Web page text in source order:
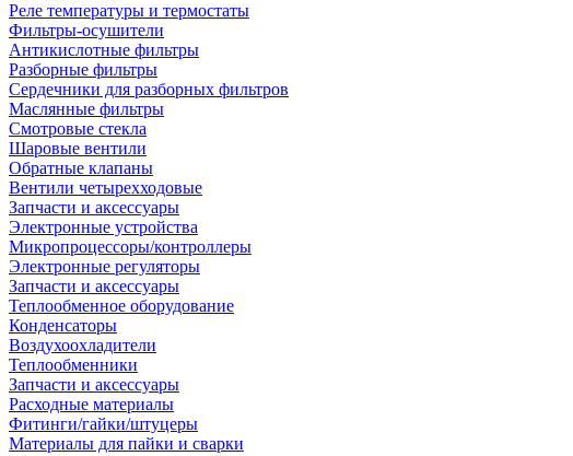
Реле температуры и термостаты
Фильтры-осушители
Антикислотные фильтры
Разборные фильтры
Сердечники для разборных фильтров
Маслянные фильтры
Смотровые стекла
Шаровые вентили
Обратные клапаны
Вентили четырехходовые
Запчасти и аксессуары
Электронные устройства
Микропроцессоры/контроллеры
Электронные регуляторы
Запчасти и аксессуары
Теплообменное оборудование
Конденсаторы
Воздухоохладители
Теплообменники
Запчасти и аксессуары
Расходные материалы
Фитинги/гайки/штуцеры
Материалы для пайки и сварки